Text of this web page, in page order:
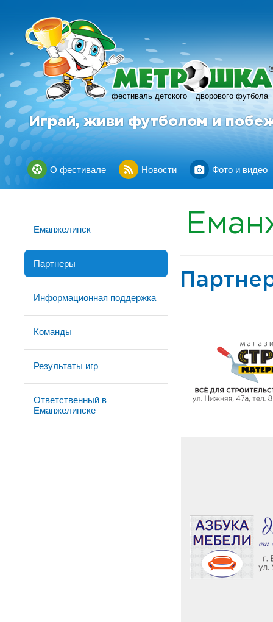
фестиваль детского дворового футбола
R
Играй, живи футболом и
О фестивале Новости Фото и видео
Еманжелинск
Партнеры
Информационная поддержка
Команды
Результаты игр
Ответственный в
Еманжелинске